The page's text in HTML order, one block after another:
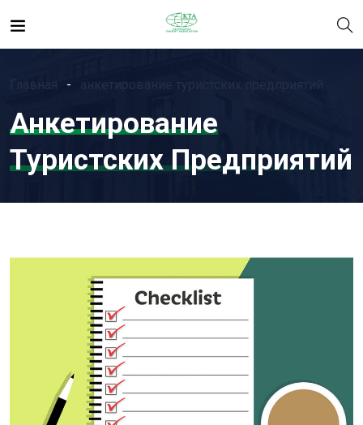
Анкетирование
Туристских Предприятий